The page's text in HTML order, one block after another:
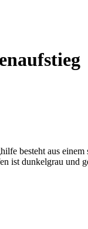
besteht aus
ist dunkelgrau und